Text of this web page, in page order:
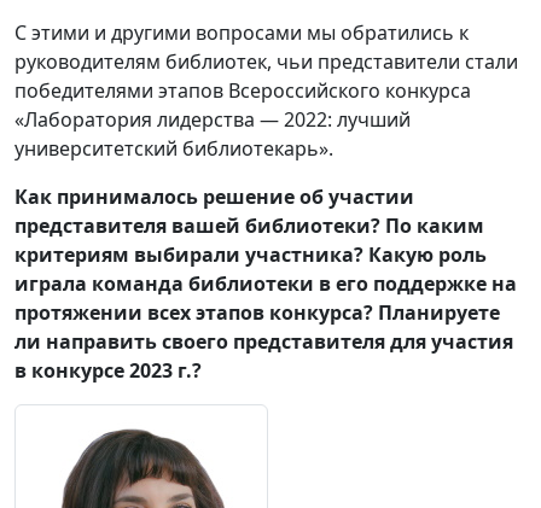
С этими и другими вопросами мы обратились к
руководителям библиотек, чьи представители стали
победителями этапов Всероссийского конкурса
«Лаборатория лидерства — 2022: лучший
университетский библиотекарь».
Как принималось решение об участии
представителя вашей библиотеки? По каким
критериям выбирали участника? Какую роль
играла команда библиотеки в его поддержке на
протяжении всех этапов конкурса? Планируете
ли направить своего представителя для участия
в конкурсе 2023 г.?